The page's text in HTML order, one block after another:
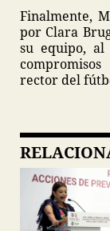
Finalmente,
por Clara
su equipo,
rector del